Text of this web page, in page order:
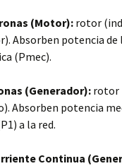
(Motor):rotor
Absorben potencia de
(Pmec).
(Generador):rotor
Absorben potencia
a la red.
Continua